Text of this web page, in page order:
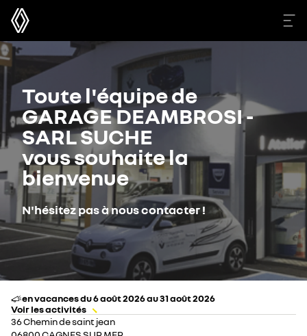
Toute l'équipe de
GARAGE DEAMBROSI -
SARL SUCHE
vous souhaite la
bienvenue
N'hésitez pas à nous contacter !
en vacances du 6 août 2026 au 31 août 2026
Voir les activités
36 Chemin de saint jean